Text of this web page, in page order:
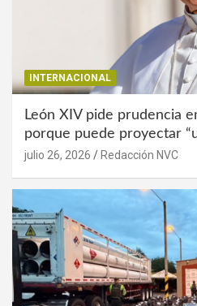
INTERNACIONAL
León XIV pide prudencia
porque puede proyectar
julio 26, 2026 Redacción NVC